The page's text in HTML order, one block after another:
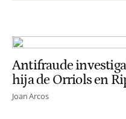
Antifraude
hija de Orriols en
Joan Arcos